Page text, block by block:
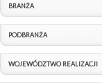
BRANŻA
PODBRANŻA
WOJEWÓDZTWO REALIZACJI